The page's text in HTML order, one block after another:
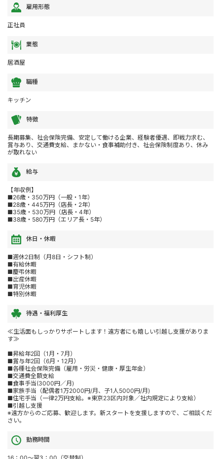
雇用形態
正社員
業態
居酒屋
職種
キッチン
特徴
長期募集、社会保険完備、安定して働ける企業、経験者優遇、即戦力求む、
賞与あり、交通費支給、まかない・食事補助付き、社会保険制度あり、休み
が取れない
給与
【年収例】
■26歳・350万円（一般・1年）
■28歳・445万円（店長・2年）
■35歳・530万円（店長・4年）
■38歳・580万円（エリア長・5年）
休日・休暇
■週休2日制（月8日・シフト制）
■有給休暇
■慶弔休暇
■出産休暇
■育児休暇
■特別休暇
待遇・福利厚生
≪生活面もしっかりサポートします！遠方者にも嬉しい引越し支援がありま
す≫
■昇給年2回（1月・7月）
■賞与年2回（6月・12月）
■各種社会保険完備（雇用・労災・健康・厚生年金）
■交通費全額支給
■食事手当(3000円／月)
■家族手当（配偶者1万2000円/月、子1人5000円/月)
■住宅手当（一律2万円支給。※東京23区内対象／社内規定により支給）
■引越し支援
※遠方からのご応募、歓迎します。新スタートを支援しますので、ご相談くだ
さい。
勤務時間